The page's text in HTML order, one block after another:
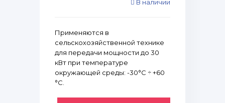
В наличии
Применяются в
сельскохозяйственной технике
для передачи мощности до 30
кВт при температуре
окружающей среды: -30°С ÷ +60
°С.